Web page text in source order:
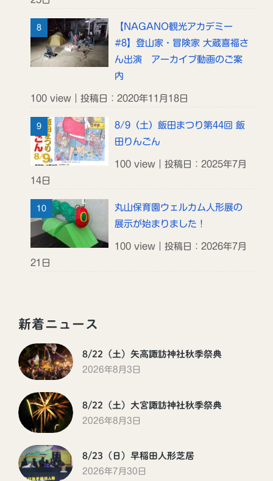
【NAGANO観光アカデミー
#8】登山家・冒険家 大蔵喜福さ
ん出演 アーカイブ動画のご案
内
100 view｜投稿日：2020年11月18日
8/9（土）飯田まつり第44回 飯
田りんごん
100 view｜投稿日：2025年7月
14日
丸山保育園ウェルカム人形展の
展示が始まりました！
100 view｜投稿日：2026年7月
21日
新着ニュース
8/22（土）矢高諏訪神社秋季祭典
2026年8月3日
8/22（土）大宮諏訪神社秋季祭典
2026年8月3日
8/23（日）早稲田人形芝居
2026年7月30日